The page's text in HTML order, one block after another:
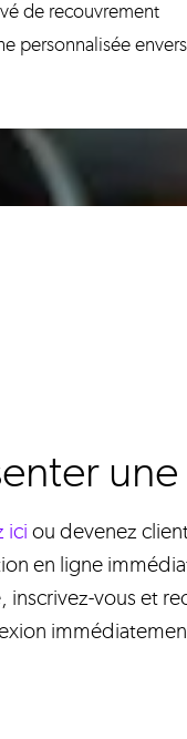
de recouvrement
personnalisée
ici ou devenez
en ligne
inscrivez-vous et